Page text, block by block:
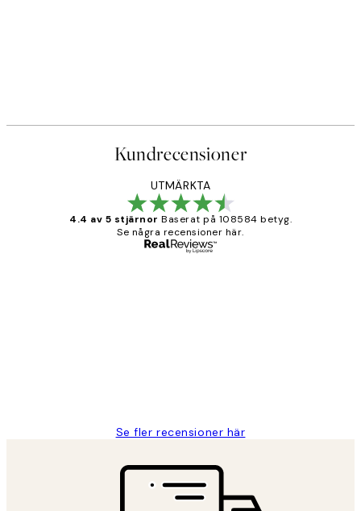
Kundrecensioner
UTMÄRKTA
4.4 av 5 stjärnor Baserat på 108584 betyg.
Se några recensioner här.
Se fler recensioner här